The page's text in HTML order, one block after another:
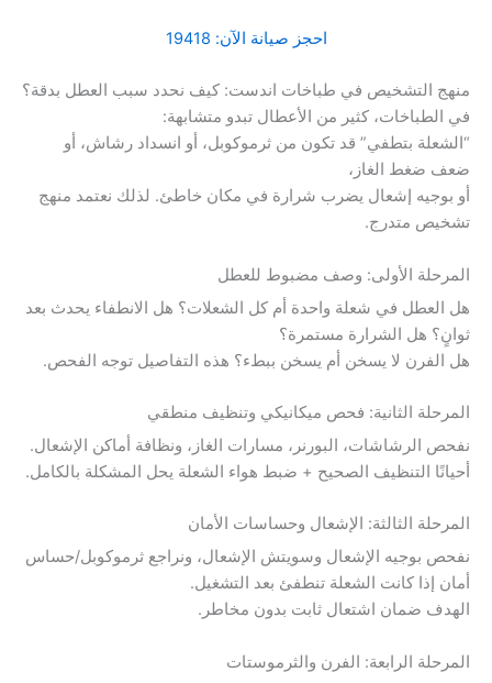
احجز صيانة الآن: 19418
منهج التشخيص في طباخات اندست: كيف نحدد سبب العطل بدقة؟
في الطباخات، كثير من الأعطال تبدو متشابهة:
“الشعلة بتطفي” قد تكون من ثرموكوبل، أو انسداد رشاش، أو
ضعف ضغط الغاز،
أو بوجيه إشعال يضرب شرارة في مكان خاطئ. لذلك نعتمد منهج
تشخيص متدرج.
المرحلة الأولى: وصف مضبوط للعطل
هل العطل في شعلة واحدة أم كل الشعلات؟ هل الانطفاء يحدث بعد
ثوانٍ؟ هل الشرارة مستمرة؟
هل الفرن لا يسخن أم يسخن ببطء؟ هذه التفاصيل توجه الفحص.
المرحلة الثانية: فحص ميكانيكي وتنظيف منطقي
نفحص الرشاشات، البورنر، مسارات الغاز، ونظافة أماكن الإشعال.
أحيانًا التنظيف الصحيح + ضبط هواء الشعلة يحل المشكلة بالكامل.
المرحلة الثالثة: الإشعال وحساسات الأمان
نفحص بوجيه الإشعال وسويتش الإشعال، ونراجع ثرموكوبل/حساس
أمان إذا كانت الشعلة تنطفئ بعد التشغيل.
الهدف ضمان اشتعال ثابت بدون مخاطر.
المرحلة الرابعة: الفرن والثرموستات